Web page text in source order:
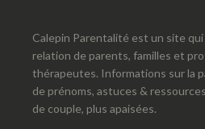
Calepin Parentalité est un site
relation de parents, familles et
thérapeutes. Informations sur la
de prénoms, astuces &
de couple, plus apaisées.